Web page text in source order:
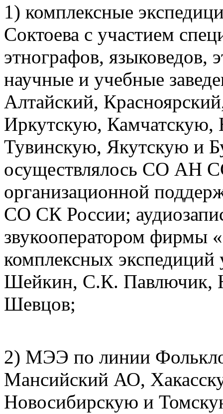
1) комплексные
Соктоева с участием
этнографов, языковедов,
научные и учебные
Алтайский,
Иркутскую, Камчатскую,
Тувинскую, Якутскую и
осуществлялось СО АН
организационной
СО СК России;
звукооператором
комплексных
Шейкин, С.К. Павлючик,
Шевцов;
2) МЭЭ по линии
Мансийский АО,
Новосибирскую и